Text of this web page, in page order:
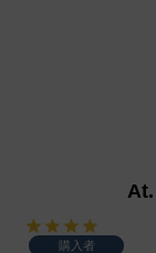
At.
購入者